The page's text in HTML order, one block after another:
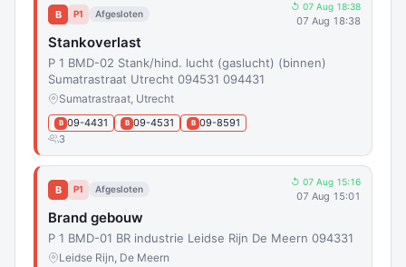
B P1 Afgesloten
↺ 07 Aug 18:38
07 Aug 18:38
Stankoverlast
P 1 BMD-02 Stank/hind. lucht (gaslucht) (binnen)
Sumatrastraat Utrecht 094531 094431
Sumatrastraat, Utrecht
B 09-4431 B 09-4531 B 09-8591
3
B P1 Afgesloten
↺ 07 Aug 15:16
07 Aug 15:01
Brand gebouw
P 1 BMD-01 BR industrie Leidse Rijn De Meern 094331
Leidse Rijn, De Meern